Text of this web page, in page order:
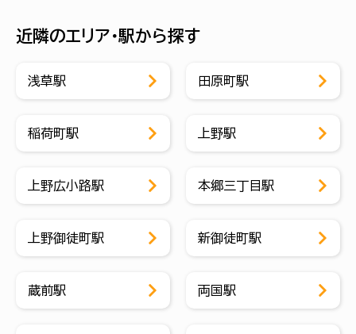
近隣のエリア・駅から探す
浅草駅 田原町駅
稲荷町駅 上野駅
上野広小路駅 本郷三丁目駅
上野御徒町駅 新御徒町駅
蔵前駅 両国駅